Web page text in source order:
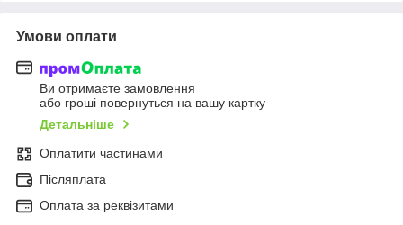
Умови оплати
Ви отримаєте замовлення
або гроші повернуться на вашу картку
Детальніше
Оплатити частинами
Післяплата
Оплата за реквізитами